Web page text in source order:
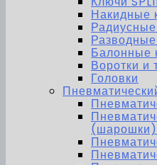
Накидные
Балонные
Воротки и
Головки
(шарошки)